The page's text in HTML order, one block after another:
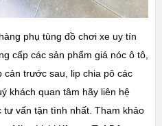
phụ tùng đồ chơi xe uy tín
cấp các sản phẩm giá nóc ô tô,
cản trước sau, lip chia pô các
khách quan tâm hãy liên hệ
vấn tận tình nhất. Tham khảo